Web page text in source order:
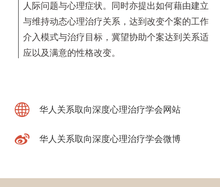
人际问题与心理症状。同时亦提出如何藉由建立
与维持动态心理治疗关系，达到改变个案的工作
介入模式与治疗目标，冀望协助个案达到关系适
应以及满意的性格改变。
华人关系取向深度心理治疗学会网站
华人关系取向深度心理治疗学会微博